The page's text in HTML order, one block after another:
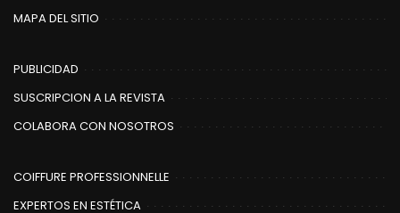
MAPA DEL SITIO
PUBLICIDAD
SUSCRIPCION A LA REVISTA
COLABORA CON NOSOTROS
COIFFURE PROFESSIONNELLE
EXPERTOS EN ESTÉTICA